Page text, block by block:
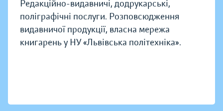
Редакційно-видавничі, додрукарські,
поліграфічні послуги. Розповсюдження
видавничої продукції, власна мережа
книгарень у НУ «Львівська політехніка».